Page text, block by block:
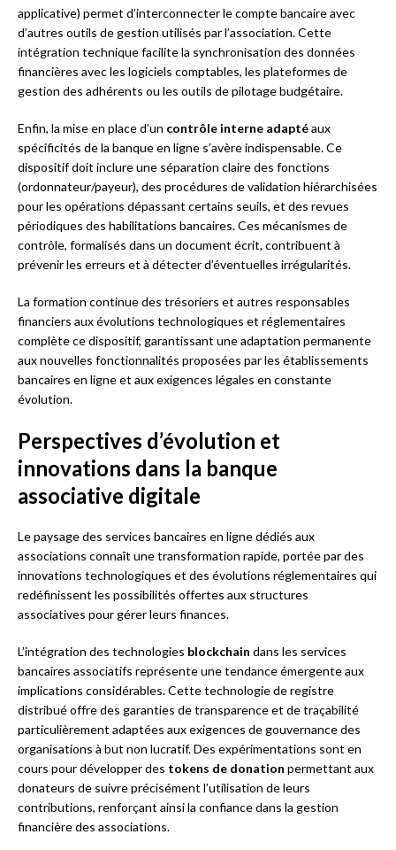
applicative) permet d’interconnecter le compte bancaire avec
d’autres outils de gestion utilisés par l’association. Cette
intégration technique facilite la synchronisation des données
financières avec les logiciels comptables, les plateformes de
gestion des adhérents ou les outils de pilotage budgétaire.
Enfin, la mise en place d’un contrôle interne adaptéaux
spécificités de la banque en ligne s’avère indispensable. Ce
dispositif doit inclure une séparation claire des fonctions
(ordonnateur/payeur), des procédures de validation hiérarchisées
pour les opérations dépassant certains seuils, et des revues
périodiques des habilitations bancaires. Ces mécanismes de
contrôle, formalisés dans un document écrit, contribuent à
prévenir les erreurs et à détecter d’éventuelles irrégularités.
La formation continue des trésoriers et autres responsables
financiers aux évolutions technologiques et réglementaires
complète ce dispositif, garantissant une adaptation permanente
aux nouvelles fonctionnalités proposées par les établissements
bancaires en ligne et aux exigences légales en constante
évolution.
Perspectives d’évolution et
innovations dans la banque
associative digitale
Le paysage des services bancaires en ligne dédiés aux
associations connaît une transformation rapide, portée par des
innovations technologiques et des évolutions réglementaires qui
redéfinissent les possibilités offertes aux structures
associatives pour gérer leurs finances.
L’intégration des technologies blockchain dans les services
bancaires associatifs représente une tendance émergente aux
implications considérables. Cette technologie de registre
distribué offre des garanties de transparence et de traçabilité
particulièrement adaptées aux exigences de gouvernance des
organisations à but non lucratif. Des expérimentations sont en
cours pour développer des tokens de donation permettant aux
donateurs de suivre précisément l’utilisation de leurs
contributions, renforçant ainsi la confiance dans la gestion
financière des associations.